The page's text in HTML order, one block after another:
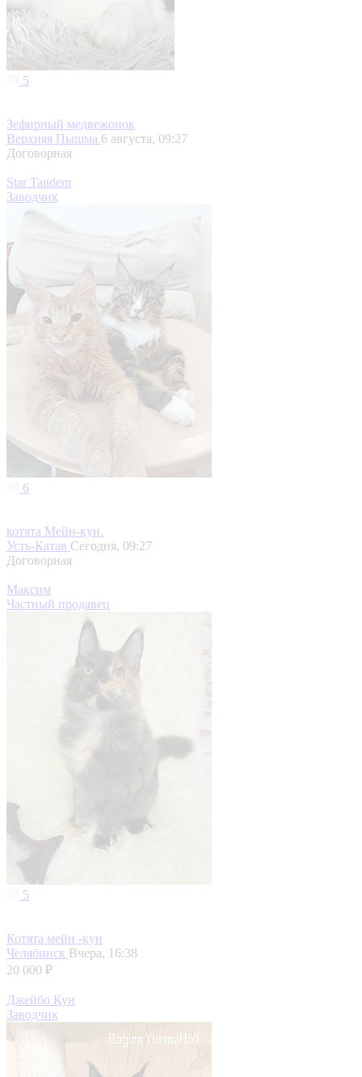
5
Зефирный медвежонок
Верхняя Пышма 6 августа, 09:27
Договорная
Star Tandem
Заводчик
6
котята Мeйн-кун.
Усть-Катав Сегодня, 09:27
Договорная
Максим
Частный продавец
5
Котята мейн -кун
Челябинск Вчера, 16:38
20 000 ₽
Джейбо Кун
Заводчик